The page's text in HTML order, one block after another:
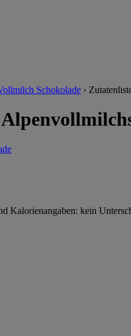
Schokolade ›
Kalorienangaben: kein